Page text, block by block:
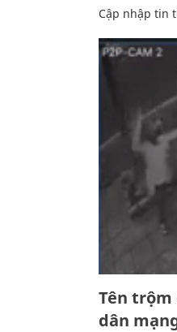
Cập nhập tin
Tên
dân